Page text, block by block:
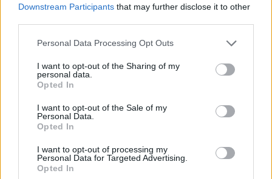
Downstream Participants that may further disclose it to other
Personal Data Processing Opt Outs
I want to opt-out of the Sharing of my
personal data.
Opted In
I want to opt-out of the Sale of my
Personal Data.
Opted In
I want to opt-out of processing my
Personal Data for Targeted Advertising.
Opted In
prématurément ? Les figues, quant à elles, restent petites,
souvent possible d'y remédier en identifiant la cause.
Jardinage
Lire la suite...
Basilic qui se dessèche : causes et
solutions pour une plante toujours
verte